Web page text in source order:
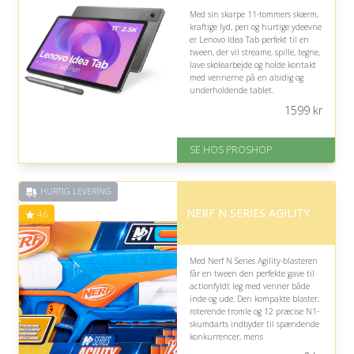
Med sin skarpe 11-tommers skærm,
kraftige lyd, pen og hurtige ydeevne
er Lenovo Idea Tab perfekt til en
tween, der vil streame, spille, tegne,
lave skolearbejde og holde kontakt
med vennerne på en alsidig og
underholdende tablet.
på 4.4 ud af 5
1599kr
SE HOS PROSHOP
HURTIG LEVERING
4.6 NERF N SERIES AGILITY
Med Nerf N Series Agility-blasteren
får en tween den perfekte gave til
actionfyldt leg med venner både
inde og ude. Den kompakte blaster,
roterende tromle og 12 præcise N1-
skumdarts indbyder til spændende
konkurrencer, mens